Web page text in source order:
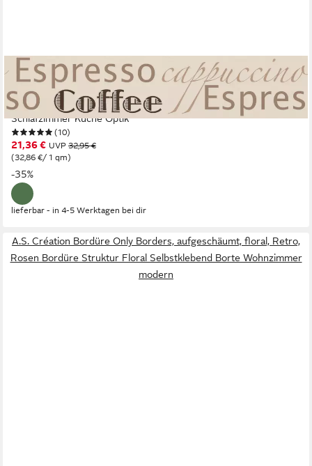
A.S. CRÉATION
Bordüre Only Borders, aufgeschäumt, gemustert, Motiv, mit
Schrift, Kaffee Bordüre Selbstklebend Borte Wohnzimmer
Schlafzimmer Küche Optik
(10)
21,36 € UVP 32,95 €
(32,86 €/ 1 qm)
-35%
lieferbar - in 4-5 Werktagen bei dir
A.S. Création Bordüre Only Borders, aufgeschäumt, floral, Retro,
Rosen Bordüre Struktur Floral Selbstklebend Borte Wohnzimmer
modern